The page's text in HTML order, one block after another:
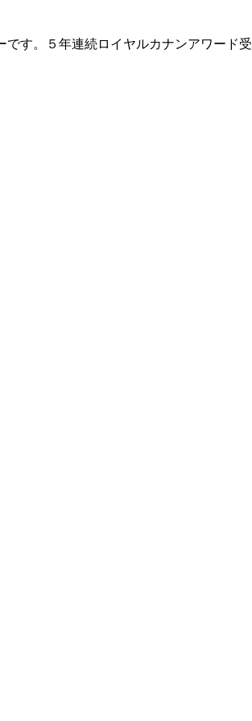
す。５年連続ロイヤルカナンアワード